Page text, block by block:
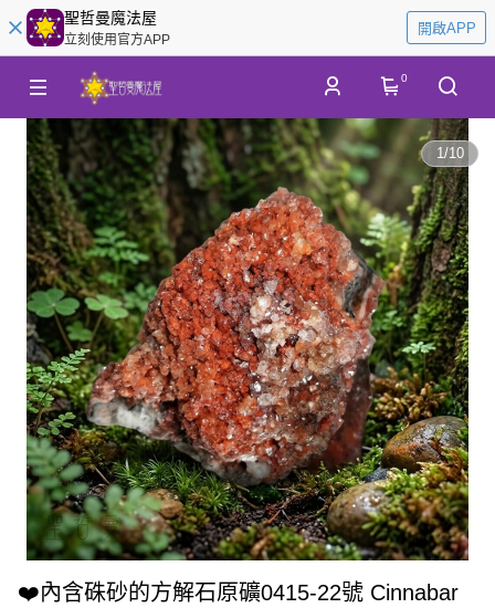
聖哲曼魔法屋
立刻使用官方APP
開啟APP
0
1/10
❤️內含硃砂的方解石原礦0415-22號 Cinnabar